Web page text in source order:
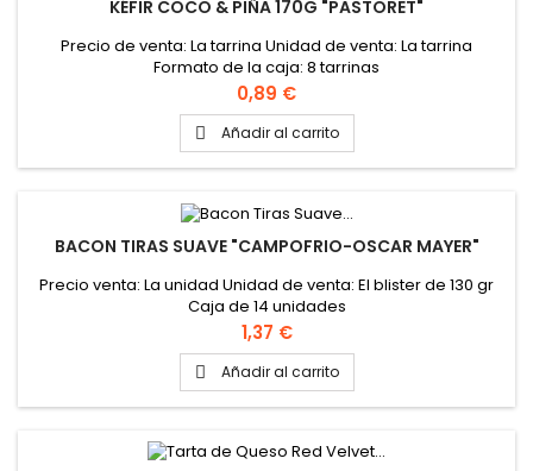
KÉFIR COCO & PIÑA 170G "PASTORET"
Precio de venta: La tarrina Unidad de venta: La tarrina
Formato de la caja: 8 tarrinas
Precio
0,89 €
 Añadir al carrito
BACON TIRAS SUAVE "CAMPOFRIO-OSCAR MAYER"
Precio venta: La unidad Unidad de venta: El blister de 130 gr
Caja de 14 unidades
Precio
1,37 €
 Añadir al carrito